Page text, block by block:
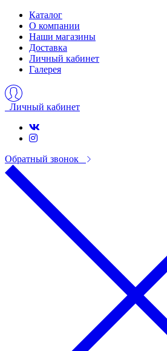
Каталог
О компании
Наши магазины
Доставка
Личный кабинет
Галерея
Личный кабинет
Обратный звонок